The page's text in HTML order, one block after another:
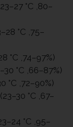
°C ,80–
°C ,75–
°C ,74–97%)
°C ,66–87%)
°C ,72–90%)
°C ,67–
°C ,95–